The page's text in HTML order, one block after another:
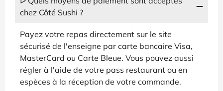
chez Côté Sushi ?
Payez votre repas directement sur le site
sécurisé de l'enseigne par carte bancaire Visa,
MasterCard ou Carte Bleue. Vous pouvez aussi
régler à l'aide de votre pass restaurant ou en
espèces à la réception de votre commande.